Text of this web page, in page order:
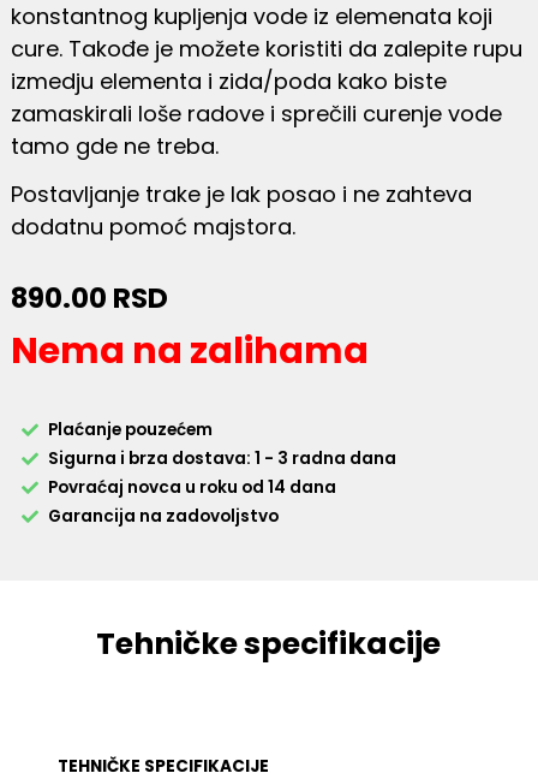
konstantnog kupljenja vode iz elemenata koji
cure. Takođe je možete koristiti da zalepite rupu
izmedju elementa i zida/poda kako biste
zamaskirali loše radove i sprečili curenje vode
tamo gde ne treba.
Postavljanje trake je lak posao i ne zahteva
dodatnu pomoć majstora.
890.00 RSD
Nema na zalihama
Plaćanje pouzećem
Sigurna i brza dostava: 1 - 3 radna dana
Povraćaj novca u roku od 14 dana
Garancija na zadovoljstvo
Tehničke specifikacije
TEHNIČKE SPECIFIKACIJE